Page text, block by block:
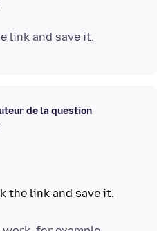
de la question